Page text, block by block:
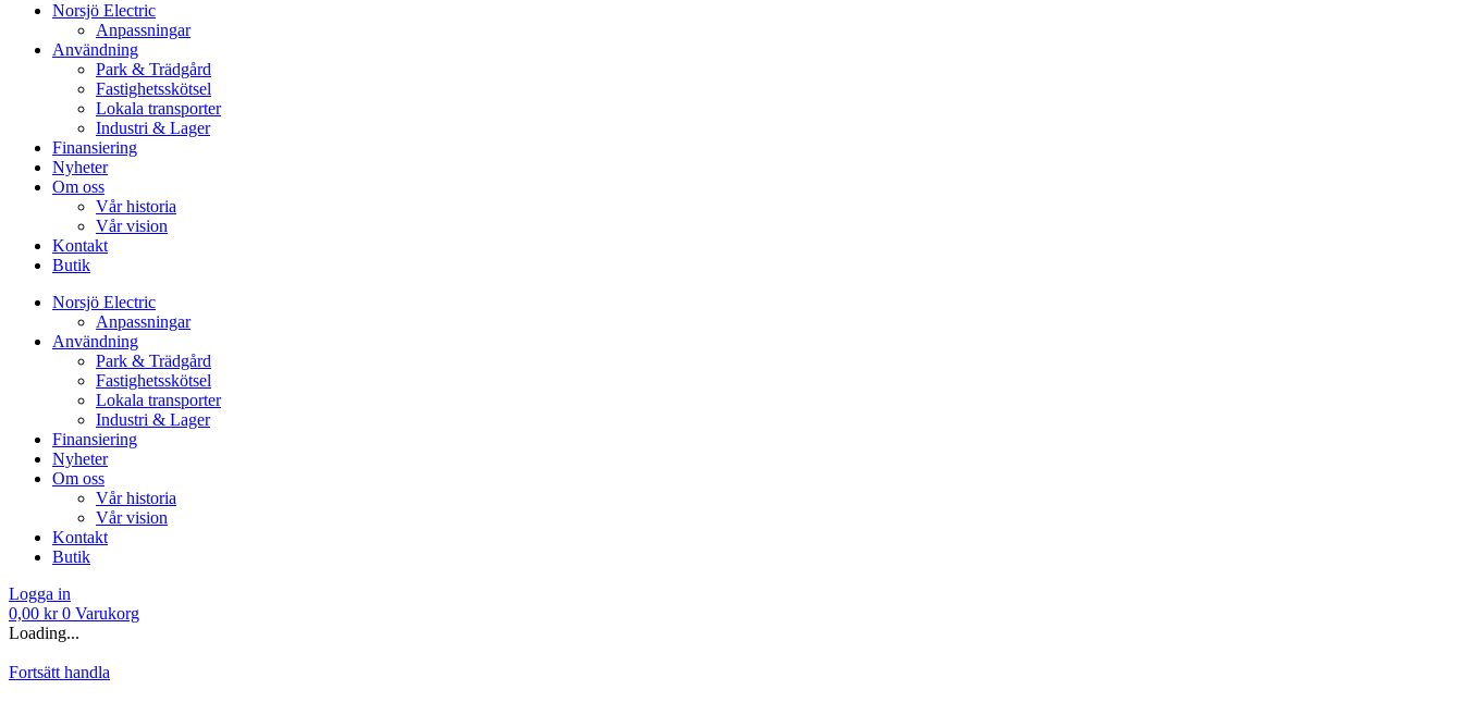
Norsjö Electric
Anpassningar
Användning
Park & Trädgård
Fastighetsskötsel
Lokala transporter
Industri & Lager
Finansiering
Nyheter
Om oss
Vår historia
Vår vision
Kontakt
Butik
Norsjö Electric
Anpassningar
Användning
Park & Trädgård
Fastighetsskötsel
Lokala transporter
Industri & Lager
Finansiering
Nyheter
Om oss
Vår historia
Vår vision
Kontakt
Butik
Logga in
0,00 kr 0 Varukorg
Loading...
Fortsätt handla